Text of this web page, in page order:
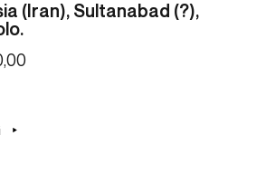
(Iran), Sultanabad (?),